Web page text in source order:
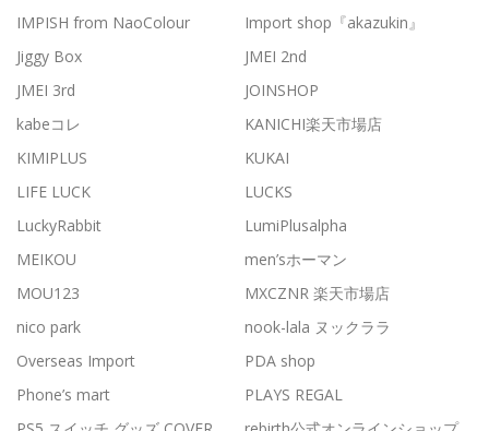
IMPISH from NaoColour
Import shop『akazukin』
Jiggy Box
JMEI 2nd
JMEI 3rd
JOINSHOP
kabeコレ
KANICHI楽天市場店
KIMIPLUS
KUKAI
LIFE LUCK
LUCKS
LuckyRabbit
LumiPlusalpha
MEIKOU
men’sホーマン
MOU123
MXCZNR 楽天市場店
nico park
nook-lala ヌックララ
Overseas Import
PDA shop
Phone’s mart
PLAYS REGAL